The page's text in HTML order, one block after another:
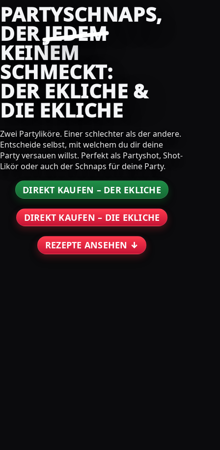
PARTYSCHNAPS,
DERJEDEM
KEINEM
SCHMECKT:
DER EKLICHE &
DIE EKLICHE
Zwei Partyliköre. Einer schlechter als der andere.
Entscheide selbst, mit welchem du dir deine
Party versauen willst. Perfekt als Partyshot, Shot-
Likör oder auch der Schnaps für deine Party.
DIREKT KAUFEN – DER EKLICHE
DIREKT KAUFEN – DIE EKLICHE
REZEPTE ANSEHEN ↓